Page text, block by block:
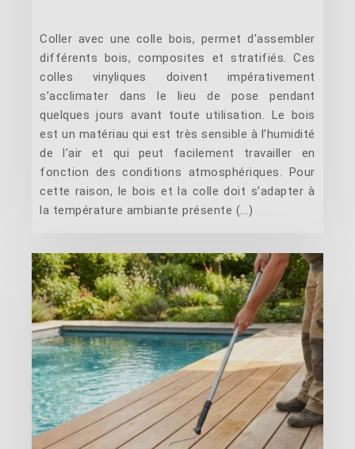
Coller avec une colle bois, permet d'assembler
différents bois, composites et stratifiés. Ces
colles vinyliques doivent impérativement
s’acclimater dans le lieu de pose pendant
quelques jours avant toute utilisation. Le bois
est un matériau qui est très sensible à l’humidité
de l’air et qui peut facilement travailler en
fonction des conditions atmosphériques. Pour
cette raison, le bois et la colle doit s’adapter à
la température ambiante présente (...)